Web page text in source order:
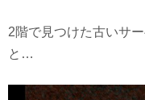
2階で見つけた古いサ
と…